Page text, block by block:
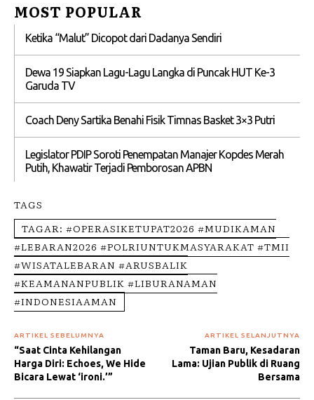
MOST POPULAR
Ketika “Malut” Dicopot dari Dadanya Sendiri
Dewa 19 Siapkan Lagu-Lagu Langka di Puncak HUT Ke-3
Garuda TV
Coach Deny Sartika Benahi Fisik Timnas Basket 3×3 Putri
Legislator PDIP Soroti Penempatan Manajer Kopdes Merah
Putih, Khawatir Terjadi Pemborosan APBN
TAGS
TAGAR: #OPERASIKETUPAT2026 #MUDIKAMAN
#LEBARAN2026 #POLRIUNTUKMASYARAKAT #TMII
#WISATALEBARAN #ARUSBALIK
#KEAMANANPUBLIK #LIBURANAMAN
#INDONESIAAMAN
ARTIKEL SEBELUMNYA
“Saat Cinta Kehilangan
Harga Diri: Echoes, We Hide
Bicara Lewat ‘ironi.’”
ARTIKEL SELANJUTNYA
Taman Baru, Kesadaran
Lama: Ujian Publik di Ruang
Bersama